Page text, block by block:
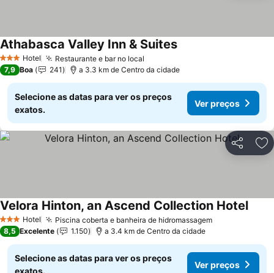
3 EstrelasHotel Restaurante e bar no local
Athabasca Valley Inn & Suites
7,9 Boa 241 a 3.3 km de Centro da cidade
Selecione as datas para ver os preços
exatos.
Ver preços
Partilhar
3 EstrelasHotel Piscina coberta e banheira de hidromassagem
Velora Hinton, an Ascend Collection Hotel
8,5 Excelente 1.150 a 3.4 km de Centro da cidade
Selecione as datas para ver os preços
exatos.
Ver preços